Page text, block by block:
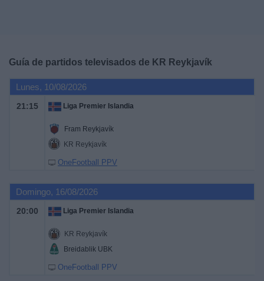
Guía de partidos televisados de KR Reykjavík
Lunes, 10/08/2026
21:15 Liga Premier Islandia
Fram Reykjavík
KR Reykjavík
OneFootball PPV
Domingo, 16/08/2026
20:00 Liga Premier Islandia
KR Reykjavík
Breidablik UBK
OneFootball PPV
Noticias